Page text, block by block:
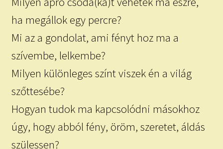
ha megállok egy percre?
Mi az a gondolat, ami fényt hoz ma a
szívembe, lelkembe?
Milyen különleges színt viszek én a világ
szőttesébe?
Hogyan tudok ma kapcsolódni másokhoz
úgy, hogy abból fény, öröm, szeretet, áldás
szülessen?